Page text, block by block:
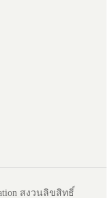
สงวนลิขสิทธิ์